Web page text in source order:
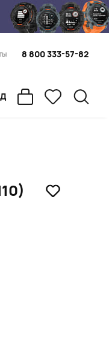
8 800 333-57-82